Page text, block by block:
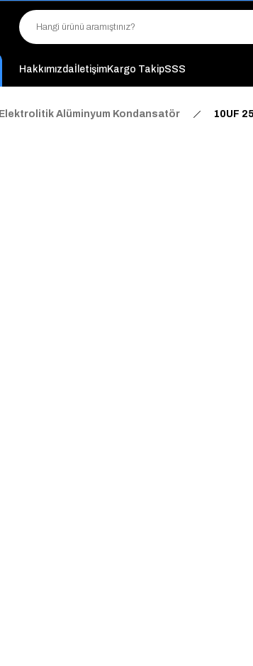
"Saat 14:00'a Kadar Verilen
"Binlerce Ürün Çeşitliliği
HakkımızdaİletişimKargo TakipSSS
Elektrolitik Alüminyum Kondansatör 10UF